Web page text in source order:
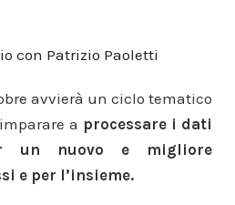
con Patrizio Paoletti
avvierà un ciclo tematico
a processare i dati
un nuovo e migliore
e per l’insieme.